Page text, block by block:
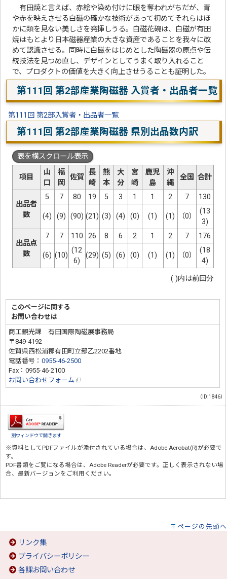
有田焼と言えば、赤絵や染め付けに眼を奪われがちだが、青
や赤を映えさせる白磁の確かな技術があって初めてそれらはほ
かに類を見ない美しさを発揮しうる。白磁花碗は、白磁が有田
焼はもとより日本磁器産業の大きな資産であることを我々に改
めて認識させる。同時に白磁をはじめとした陶磁器の原点や伝
統技法を見つめ直し、デザインとしてうまく取り入れること
で、プロダクトの価値を大きく向上させうることも証明した。
第111回 第2部産業陶磁器 入賞者・出品者一覧
第111回 第2部入賞者・出品者一覧
第111回 第2部産業陶磁器 県別出品数内訳
表を横スクロール表示
項目
山
口
福
岡
佐賀
長
崎
熊
本
大
分
宮
崎
鹿児
島
沖
縄
全国 合計
出品者
数
5 7 80 19 5 3 1 1 2 7 130
(4) (9) (90) (21) (3) (4) (0) (1) (1) （0）
(13
3)
出品点
数
7 7 110 26 8 6 2 1 2 7 176
(6) (10)
(12
6)
(29) (5) (6) (0) (1) (1) （0）
(18
4)
( )内は前回分
このページに関する
お問い合わせは
商工観光課 有田国際陶磁展事務局
〒849-4192
佐賀県西松浦郡有田町立部乙2202番地
電話番号：0955-46-2500
Fax：0955-46-2100
お問い合わせフォーム
（ID:1846）
別ウィンドウで開きます
※資料としてPDFファイルが添付されている場合は、 Adobe Acrobat(R)が必要で
す。
PDF書類をご覧になる場合は、 Adobe Readerが必要です。正しく表示されない場
合、最新バージョンをご利用ください。
ページの先頭へ
リンク集
プライバシーポリシー
各課お問い合わせ